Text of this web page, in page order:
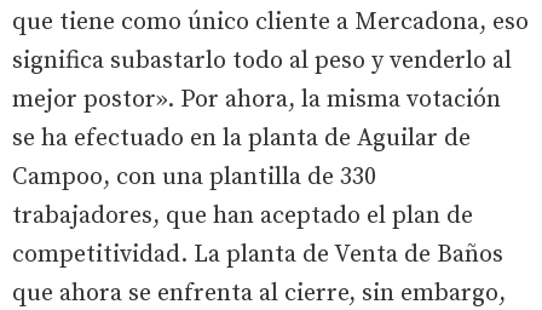
que tiene como único cliente a Mercadona, eso
significa subastarlo todo al peso y venderlo al
mejor postor». Por ahora, la misma votación
se ha efectuado en la planta de Aguilar de
Campoo, con una plantilla de 330
trabajadores, que han aceptado el plan de
competitividad. La planta de Venta de Baños
que ahora se enfrenta al cierre, sin embargo,